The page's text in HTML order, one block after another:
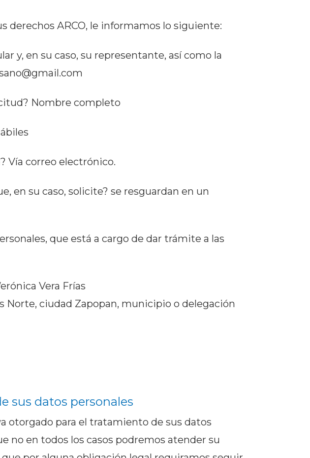
derechos ARCO, le informamos lo siguiente:
y, en su caso, su representante, así como la
Nombre completo
Vía correo electrónico.
en su caso, solicite? se resguardan en un
que está a cargo de dar trámite a las
Vera Frías
Norte, ciudad Zapopan, municipio o delegación
sus datos personales
otorgado para el tratamiento de sus datos
no en todos los casos podremos atender su